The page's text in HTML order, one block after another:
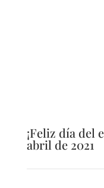
¡Feliz día del
abril de 2021